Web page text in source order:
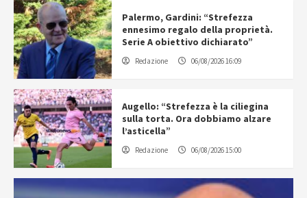
Palermo, Gardini: “Strefezza
ennesimo regalo della proprietà.
Serie A obiettivo dichiarato”
Redazione 06/08/2026 16:09
Augello: “Strefezza è la ciliegina
sulla torta. Ora dobbiamo alzare
l’asticella”
Redazione 06/08/2026 15:00